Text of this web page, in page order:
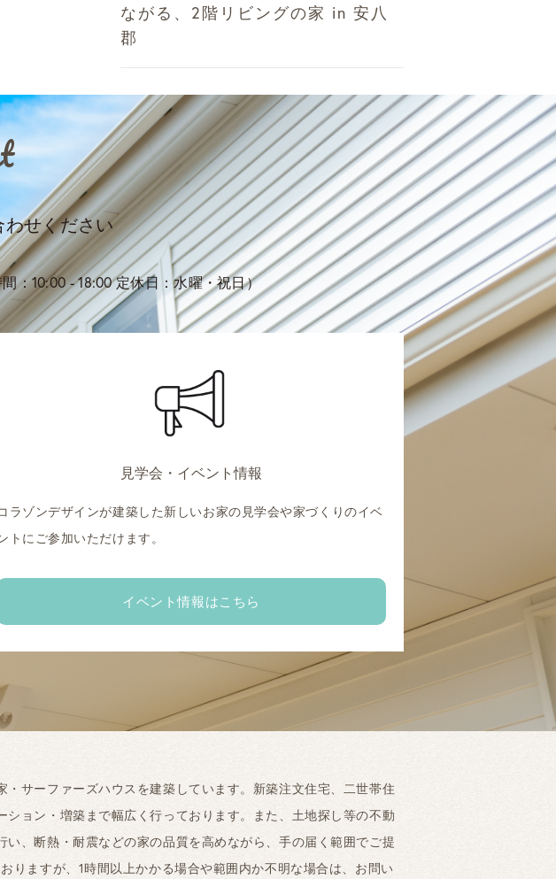
ながる、2階リビングの家 in 安八
郡
わせください
：10:00 - 18:00 定休日：水曜・祝日）
見学会・イベント情報
ラゾンデザインが建築した新しいお家の見学会や家づくりのイベ
トにご参加いただけます。
イベント情報はこちら
サーファーズハウスを建築しています。新築注文住宅、二世帯住
ョン・増築まで幅広く行っております。また、土地探し等の不動
、断熱・耐震などの家の品質を高めながら、手の届く範囲でご提
りますが、1時間以上かかる場合や範囲内か不明な場合は、お問い